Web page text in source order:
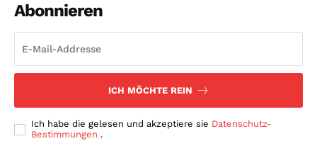
Abonnieren
ICH MÖCHTE REIN
Ich habe die gelesen und akzeptiere sie Datenschutz-
Bestimmungen .